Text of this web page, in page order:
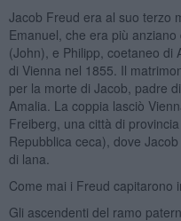
Jacob Freud era al suo terzo
Emanuel, che era più
(John), e Philipp, coetaneo di
di Vienna nel 1855. Il
per la morte di Jacob, padre
Amalia. La coppia lasciò
Freiberg, una città di
Repubblica ceca), dove
di lana.
Come mai i Freud capitarono
Gli ascendenti del ramo